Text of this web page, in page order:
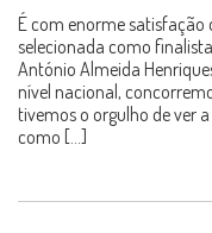
É com enorme satisfação
selecionada como
António Almeida
nível nacional,
tivemos o orgulho de ver
como […]